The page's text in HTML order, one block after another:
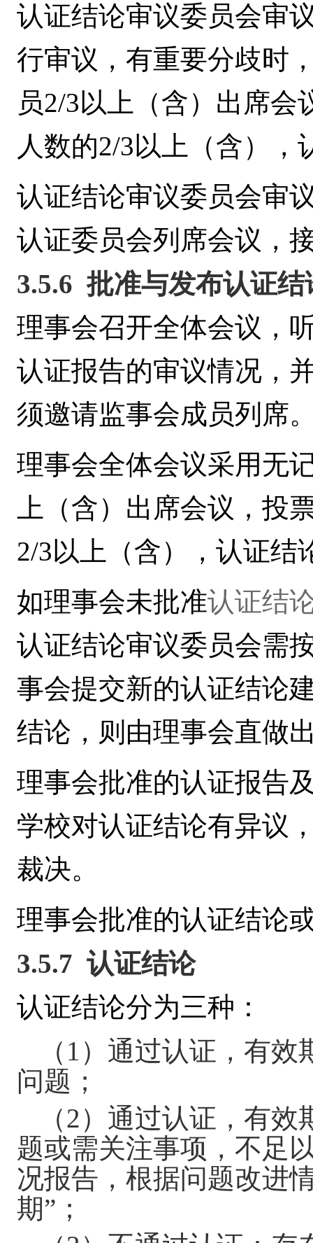
认证结论审议委员会审
行审议，有重要分歧时
员2/3以上（含）出席会
人数的2/3以上（含），
认证结论审议委员会审
认证委员会列席会议，
3.5.6 批准与发布认证结
理事会召开全体会议，
认证报告的审议情况，
须邀请监事会成员列席
理事会全体会议采用无
上（含）出席会议，投
2/3以上（含），认证结
如理事会未批准认证结
认证结论审议委员会需
事会提交新的认证结论
结论，则由理事会直做
理事会批准的认证报告
学校对认证结论有异议
裁决。
理事会批准的认证结论
3.5.7 认证结论
认证结论分为三种：
（ 1 ）通过认证，有效
问题；
（2）通过认证，有效
题或需关注事项，不足
况报告，根据问题改进
期”；